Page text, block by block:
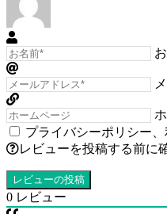
プライバシーポリシー
レビューを投稿する前に
0 レビュー